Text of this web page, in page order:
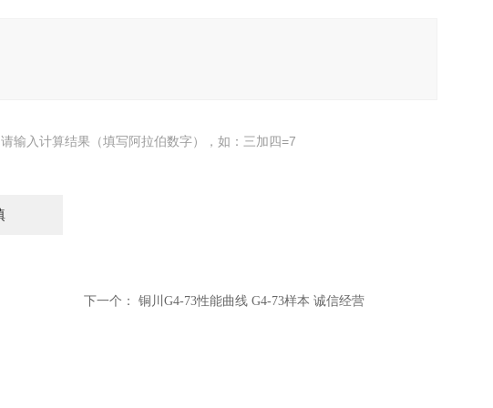
请输入计算结果（填写阿拉伯数字），如：三加四=7
下一个： 铜川G4-73性能曲线 G4-73样本 诚信经营